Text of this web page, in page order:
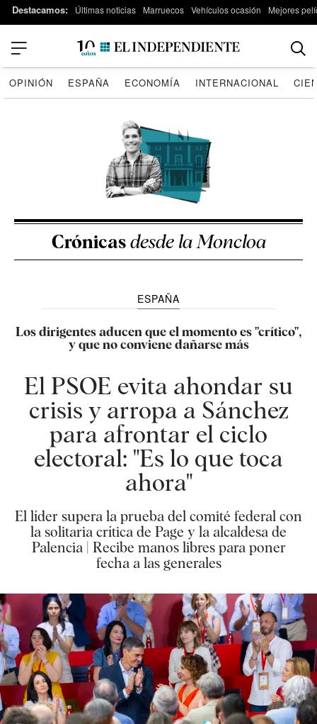
Destacamos: Últimas noticias Marruecos Vehículos ocasión Mejores
OPINIÓN ESPAÑA ECONOMÍA INTERNACIONAL
Crónicasdesde la Moncloa
ESPAÑA
Los dirigentes aducen que el momento es "crítico",
y que no conviene dañarse más
El PSOE evita ahondar su
crisis y arropa a Sánchez
para afrontar el ciclo
electoral: "Es lo que toca
ahora"
El líder supera la prueba del comité federal con
la solitaria crítica de Page y la alcaldesa de
Palencia | Recibe manos libres para poner
fecha a las generales